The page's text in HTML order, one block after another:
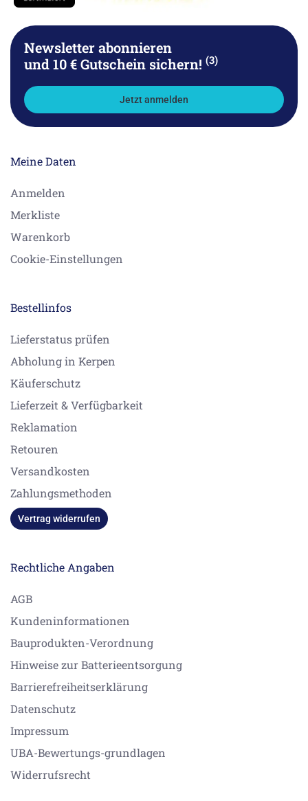
Newsletter abonnieren
und 10 € Gutschein sichern! (3)
Jetzt anmelden
Meine Daten
Anmelden
Merkliste
Warenkorb
Cookie-Einstellungen
Bestellinfos
Lieferstatus prüfen
Abholung in Kerpen
Käuferschutz
Lieferzeit & Verfügbarkeit
Reklamation
Retouren
Versandkosten
Zahlungsmethoden
Vertrag widerrufen
Rechtliche Angaben
AGB
Kundeninformationen
Bauprodukten-Verordnung
Hinweise zur Batterieentsorgung
Barrierefreiheitserklärung
Datenschutz
Impressum
UBA-Bewertungs-grundlagen
Widerrufsrecht